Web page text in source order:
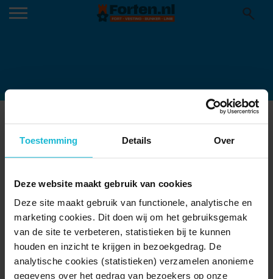
Toestemming Details Over
Deze website maakt gebruik van cookies
Deze site maakt gebruik van functionele, analytische en
marketing cookies. Dit doen wij om het gebruiksgemak
van de site te verbeteren, statistieken bij te kunnen
houden en inzicht te krijgen in bezoekgedrag. De
analytische cookies (statistieken) verzamelen anonieme
gegevens over het gedrag van bezoekers op onze
CULTUURHISTORISCH BELANG; FORT
KAZERNE.
Complexen van cultuurhistorisch belang; Fort Giessen, Nieuwe
Hollandse Waterlinie te Giessen, opslag en kazerne.